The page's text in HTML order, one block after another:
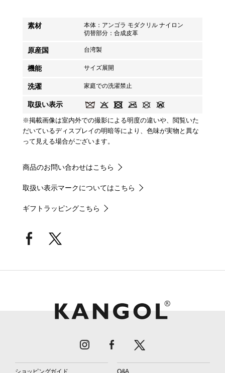
素材
本体：アンゴラ モダクリル ナイロン
切替部分：合成皮革
原産国 台湾製
機能 サイズ展開
洗濯 家庭での洗濯禁止
取扱い表示
※掲載画像は室内外での撮影による明度の違いや、閲覧いた
だいているディスプレイの明暗等により、色味が実物と異な
って見える場合がございます。
商品のお問い合わせはこちら
取扱い表示マークについてはこちら
ギフトラッピングこちら